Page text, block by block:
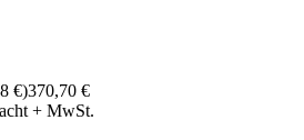
€)370,70 €
+ MwSt.